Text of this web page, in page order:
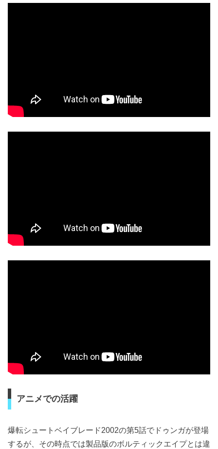
アニメでの活躍
爆転シュートベイブレード2002の第5話でドゥンガが登場
するが、その時点では製品版のボルティックエイプとは違